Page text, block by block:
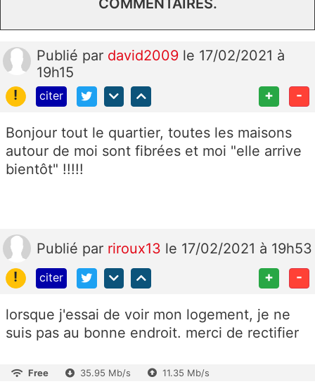
COMMENTAIRES.
Publié par david2009 le 17/02/2021 à
19h15
!
citer + -
Bonjour tout le quartier, toutes les maisons
autour de moi sont fibrées et moi "elle arrive
bientôt" !!!!!
Publié par riroux13 le 17/02/2021 à 19h53
!
citer + -
lorsque j'essai de voir mon logement, je ne
suis pas au bonne endroit. merci de rectifier
Free 35.95 Mb/s 11.35 Mb/s